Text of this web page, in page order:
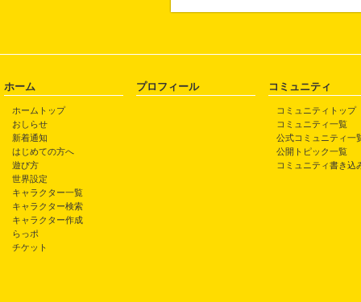
ホーム
ホームトップ
おしらせ
新着通知
はじめての方へ
遊び方
世界設定
キャラクター一覧
キャラクター検索
キャラクター作成
らっポ
チケット
プロフィール コミュニティ
コミュニティトップ
コミュニティ一覧
公式コミュニティ一
公開トピック一覧
コミュニティ書き込